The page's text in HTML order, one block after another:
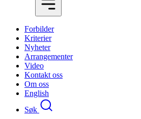
Forbilder
Kriterier
Nyheter
Arrangementer
Video
Kontakt oss
Om oss
English
Søk